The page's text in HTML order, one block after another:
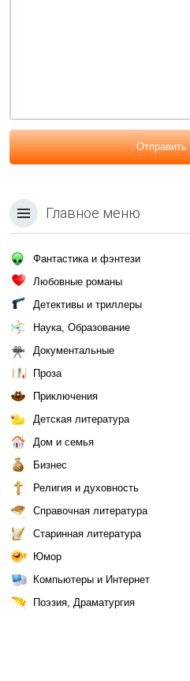
Отправить
Главное меню
Фантастика и фэнтези
Любовные романы
Детективы и триллеры
Наука, Образование
Документальные
Проза
Приключения
Детская литература
Дом и семья
Бизнес
Религия и духовность
Справочная литература
Старинная литература
Юмор
Компьютеры и Интернет
Поэзия, Драматургия